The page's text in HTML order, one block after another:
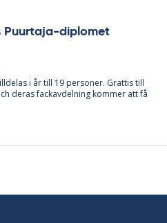
Pu­ur­ta­ja-di­plo­met
i år till 19 per­so­ner. Grat­tis till
de­ras fackav­del­ning kom­mer att få